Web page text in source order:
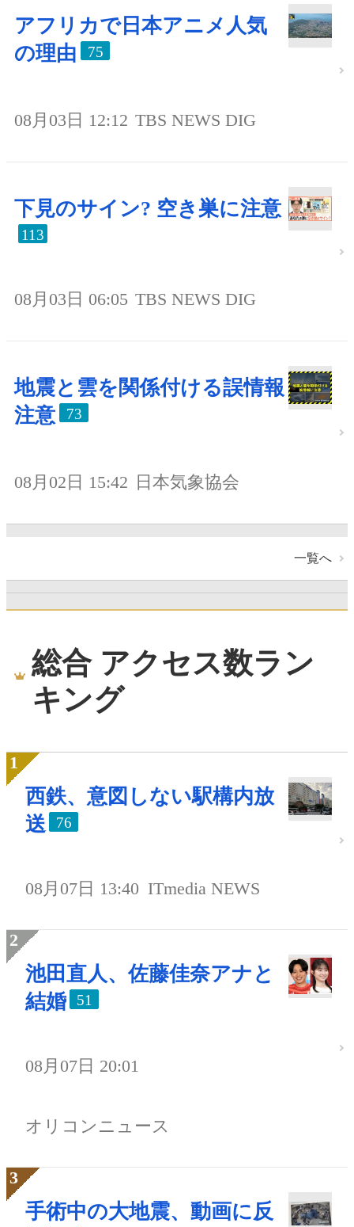
アフリカで日本アニメ人気
の理由
75
08月03日 12:12 TBS NEWS DIG
下見のサイン? 空き巣に注意
113
08月03日 06:05 TBS NEWS DIG
地震と雲を関係付ける誤情報
注意
73
08月02日 15:42 日本気象協会
一覧へ
総合 アクセス数ラン
キング
西鉄、意図しない駅構内放
送
76
08月07日 13:40 ITmedia NEWS
池田直人、佐藤佳奈アナと
結婚
51
08月07日 20:01
オリコンニュース
手術中の大地震、動画に反